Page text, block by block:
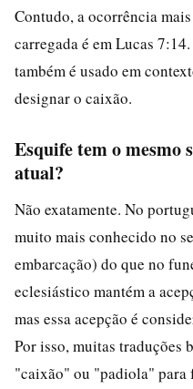
Contudo, a ocorrência
carregada é em Lucas
também é usado em
designar o caixão.
Esquife tem o mesmo
atual?
Não exatamente. No
muito mais conhecido no
embarcação) do que no
eclesiástico mantém a
mas essa acepção é
Por isso, muitas traduções
"caixão" ou "padiola" para